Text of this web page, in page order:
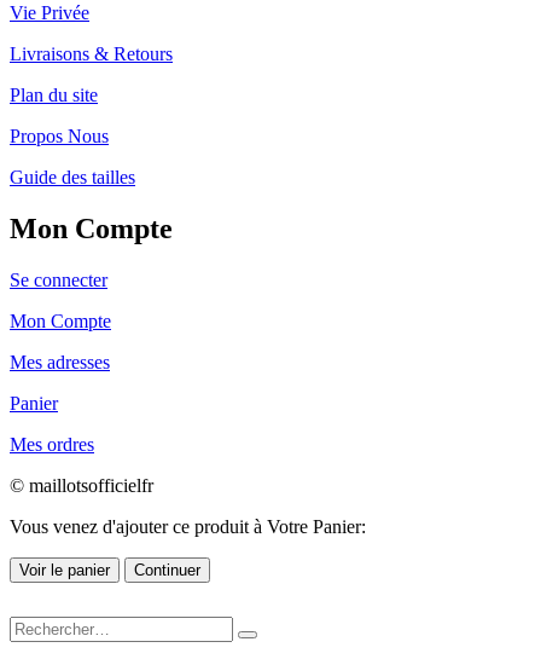
Vie Privée
Livraisons & Retours
Plan du site
Propos Nous
Guide des tailles
Mon Compte
Se connecter
Mon Compte
Mes adresses
Panier
Mes ordres
© maillotsofficielfr
Vous venez d'ajouter ce produit à Votre Panier:
Voir le panier Continuer